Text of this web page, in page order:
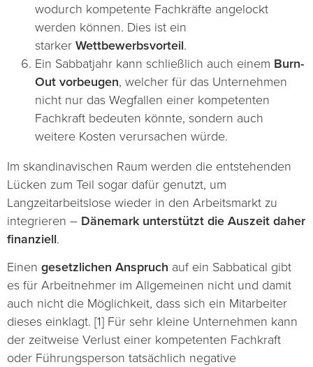
wodurch kompetente Fachkräfte angelockt
werden können. Dies ist ein
starker Wettbewerbsvorteil.
Ein Sabbatjahr kann schließlich auch einem Burn-
Out vorbeugen, welcher für das Unternehmen
nicht nur das Wegfallen einer kompetenten
Fachkraft bedeuten könnte, sondern auch
weitere Kosten verursachen würde.
Im skandinavischen Raum werden die entstehenden
Lücken zum Teil sogar dafür genutzt, um
Langzeitarbeitslose wieder in den Arbeitsmarkt zu
integrieren – Dänemark unterstützt die Auszeit daher
finanziell.
Einen gesetzlichen Anspruch auf ein Sabbatical gibt
es für Arbeitnehmer im Allgemeinen nicht und damit
auch nicht die Möglichkeit, dass sich ein Mitarbeiter
dieses einklagt. [1] Für sehr kleine Unternehmen kann
der zeitweise Verlust einer kompetenten Fachkraft
oder Führungsperson tatsächlich negative